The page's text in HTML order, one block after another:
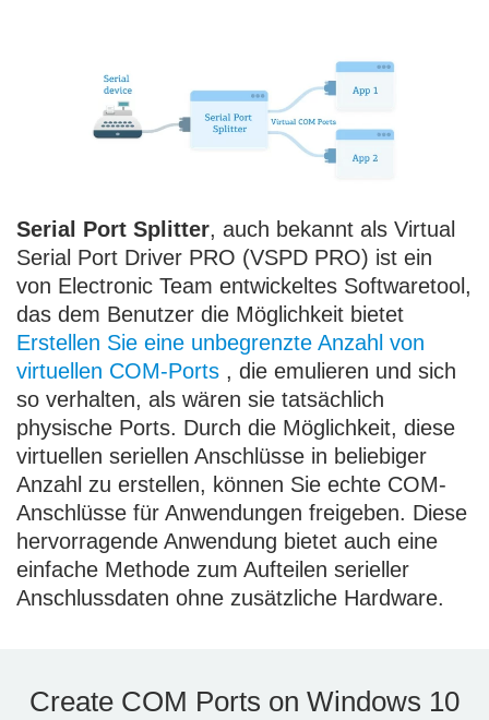
Serial Port Splitter, auch bekannt als Virtual
Serial Port Driver PRO (VSPD PRO) ist ein
von Electronic Team entwickeltes Softwaretool,
das dem Benutzer die Möglichkeit bietet
Erstellen Sie eine unbegrenzte Anzahl von
virtuellen COM-Ports , die emulieren und sich
so verhalten, als wären sie tatsächlich
physische Ports. Durch die Möglichkeit, diese
virtuellen seriellen Anschlüsse in beliebiger
Anzahl zu erstellen, können Sie echte COM-
Anschlüsse für Anwendungen freigeben. Diese
hervorragende Anwendung bietet auch eine
einfache Methode zum Aufteilen serieller
Anschlussdaten ohne zusätzliche Hardware.
Create COM Ports on Windows 10